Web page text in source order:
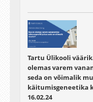
Tartu Ülikooli
olemas varem
seda on võimalik
käitumisgeneetika
16.02.24